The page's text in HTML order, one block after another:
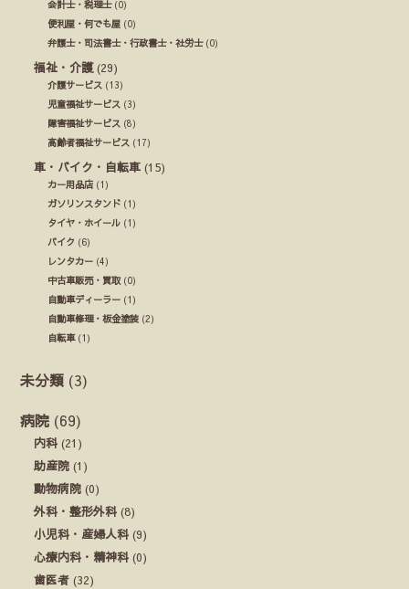
会計士・税理士(0)
便利屋・何でも屋 (0)
弁護士・司法書士・行政書士・社労士(0)
福祉・介護(29)
介護サービス (13)
児童福祉サービス (3)
障害福祉サービス (8)
高齢者福祉サービス (17)
車・バイク・自転車 (15)
カー用品店 (1)
ガソリンスタンド (1)
タイヤ・ホイール (1)
バイク (6)
レンタカー (4)
中古車販売・買取 (0)
自動車ディーラー (1)
自動車修理・板金塗装 (2)
自転車(1)
未分類 (3)
病院 (69)
内科 (21)
助産院 (1)
動物病院 (0)
外科・整形外科 (8)
小児科・産婦人科 (9)
心療内科・精神科 (0)
歯医者 (32)